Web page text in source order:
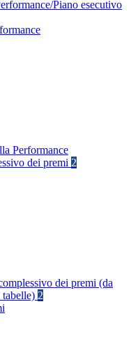
Piano esecutivo
Performance
dei premi 2
dei premi (da
2